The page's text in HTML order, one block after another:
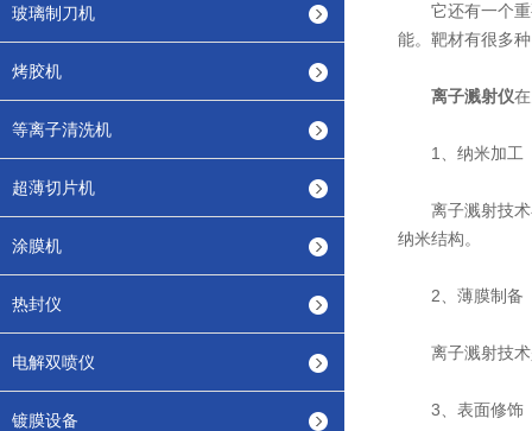
玻璃制刀机
烤胶机
等离子清洗机
超薄切片机
涂膜机
热封仪
电解双喷仪
镀膜设备
它还有一个重
能。靶材有很多
离子溅射仪
1、纳米加工
离子溅射技术
纳米结构。
2、薄膜制备
离子溅射技术
3、表面修饰